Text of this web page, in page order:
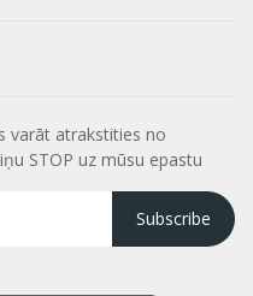
varāt atrakstities no
STOP uz mūsu epastu
Subscribe